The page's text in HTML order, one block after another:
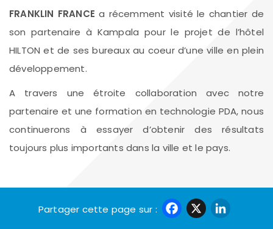
FRANKLIN FRANCE a récemment visité le chantier de
son partenaire à Kampala pour le projet de l’hôtel
HILTON et de ses bureaux au coeur d’une ville en plein
développement.
A travers une étroite collaboration avec notre
partenaire et une formation en technologie PDA, nous
continuerons à essayer d’obtenir des résultats
toujours plus importants dans la ville et le pays.
Partager cette page sur : X